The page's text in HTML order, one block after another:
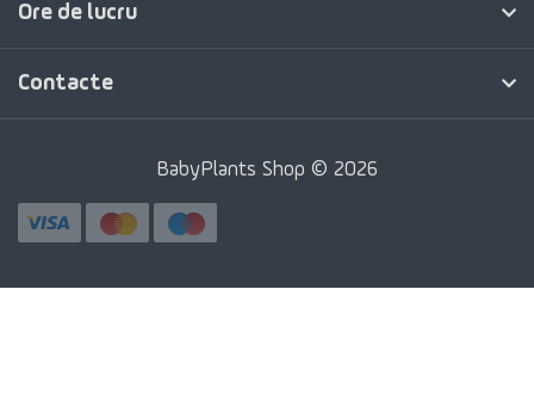
Ore de lucru
Contacte
BabyPlants Shop © 2026